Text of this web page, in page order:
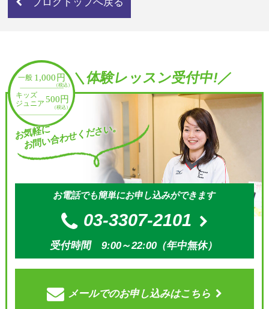
＼体験レッスン受付中!／
お気軽に
お問い合わせください。
お電話でも簡単にお申し込みができます
03-3307-2101
受付時間 9:00～22:00（年中無休）
メールでのお申し込みはこちら